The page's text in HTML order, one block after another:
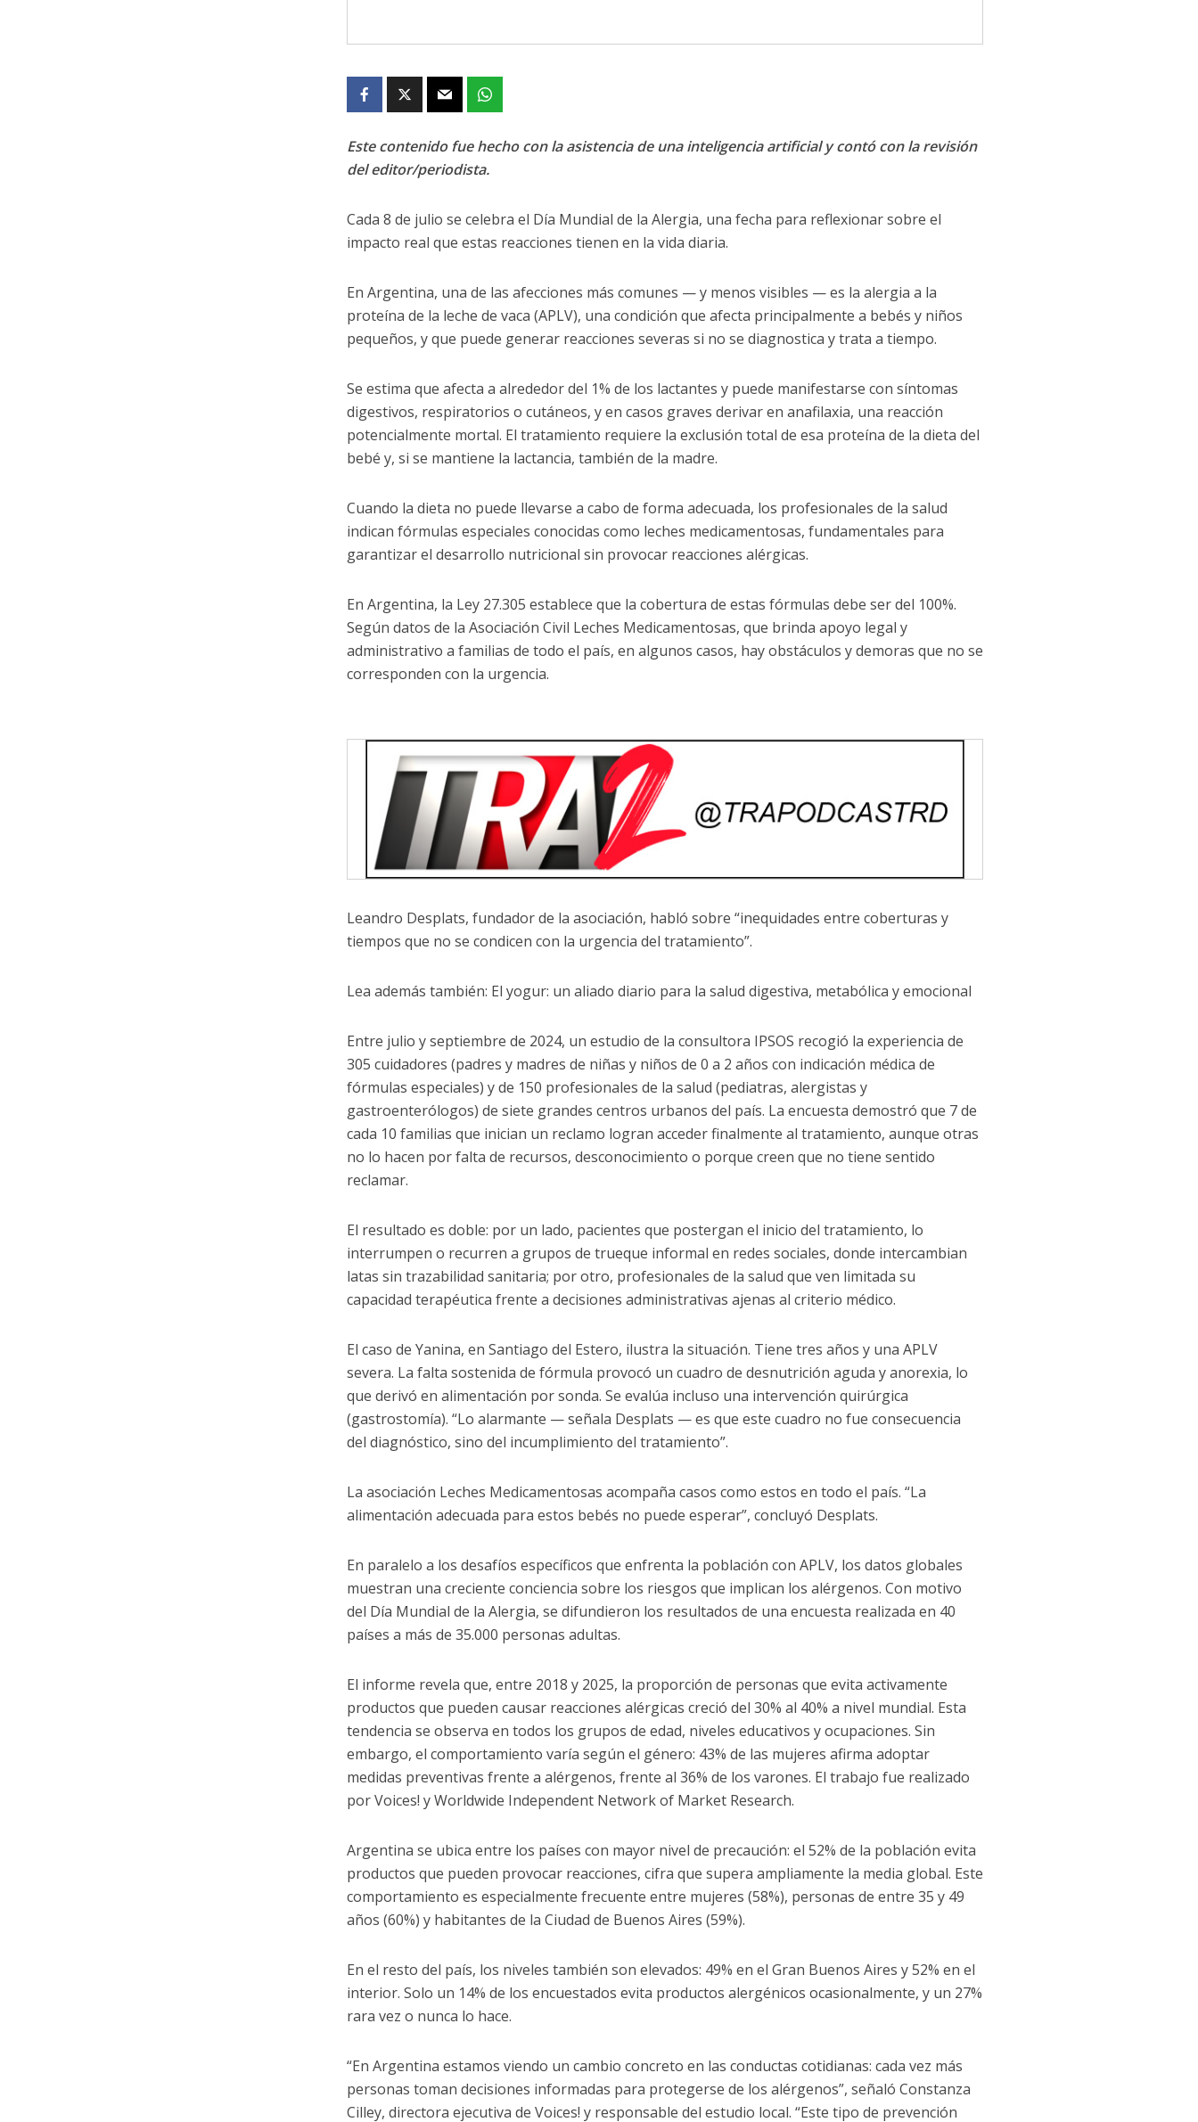
Este contenido fue hecho con la asistencia de una inteligencia artificial y contó con la revisión
del editor/periodista.
Cada 8 de julio se celebra el Día Mundial de la Alergia, una fecha para reflexionar sobre el
impacto real que estas reacciones tienen en la vida diaria.
En Argentina, una de las afecciones más comunes — y menos visibles — es la alergia a la
proteína de la leche de vaca (APLV), una condición que afecta principalmente a bebés y niños
pequeños, y que puede generar reacciones severas si no se diagnostica y trata a tiempo.
Se estima que afecta a alrededor del 1% de los lactantes y puede manifestarse con síntomas
digestivos, respiratorios o cutáneos, y en casos graves derivar en anafilaxia, una reacción
potencialmente mortal. El tratamiento requiere la exclusión total de esa proteína de la dieta del
bebé y, si se mantiene la lactancia, también de la madre.
Cuando la dieta no puede llevarse a cabo de forma adecuada, los profesionales de la salud
indican fórmulas especiales conocidas como leches medicamentosas, fundamentales para
garantizar el desarrollo nutricional sin provocar reacciones alérgicas.
En Argentina, la Ley 27.305 establece que la cobertura de estas fórmulas debe ser del 100%.
Según datos de la Asociación Civil Leches Medicamentosas, que brinda apoyo legal y
administrativo a familias de todo el país, en algunos casos, hay obstáculos y demoras que no se
corresponden con la urgencia.
Leandro Desplats, fundador de la asociación, habló sobre “inequidades entre coberturas y
tiempos que no se condicen con la urgencia del tratamiento”.
Lea además también: El yogur: un aliado diario para la salud digestiva, metabólica y emocional
Entre julio y septiembre de 2024, un estudio de la consultora IPSOS recogió la experiencia de
305 cuidadores (padres y madres de niñas y niños de 0 a 2 años con indicación médica de
fórmulas especiales) y de 150 profesionales de la salud (pediatras, alergistas y
gastroenterólogos) de siete grandes centros urbanos del país. La encuesta demostró que 7 de
cada 10 familias que inician un reclamo logran acceder finalmente al tratamiento, aunque otras
no lo hacen por falta de recursos, desconocimiento o porque creen que no tiene sentido
reclamar.
El resultado es doble: por un lado, pacientes que postergan el inicio del tratamiento, lo
interrumpen o recurren a grupos de trueque informal en redes sociales, donde intercambian
latas sin trazabilidad sanitaria; por otro, profesionales de la salud que ven limitada su
capacidad terapéutica frente a decisiones administrativas ajenas al criterio médico.
El caso de Yanina, en Santiago del Estero, ilustra la situación. Tiene tres años y una APLV
severa. La falta sostenida de fórmula provocó un cuadro de desnutrición aguda y anorexia, lo
que derivó en alimentación por sonda. Se evalúa incluso una intervención quirúrgica
(gastrostomía). “Lo alarmante — señala Desplats — es que este cuadro no fue consecuencia
del diagnóstico, sino del incumplimiento del tratamiento”.
La asociación Leches Medicamentosas acompaña casos como estos en todo el país. “La
alimentación adecuada para estos bebés no puede esperar”, concluyó Desplats.
En paralelo a los desafíos específicos que enfrenta la población con APLV, los datos globales
muestran una creciente conciencia sobre los riesgos que implican los alérgenos. Con motivo
del Día Mundial de la Alergia, se difundieron los resultados de una encuesta realizada en 40
países a más de 35.000 personas adultas.
El informe revela que, entre 2018 y 2025, la proporción de personas que evita activamente
productos que pueden causar reacciones alérgicas creció del 30% al 40% a nivel mundial. Esta
tendencia se observa en todos los grupos de edad, niveles educativos y ocupaciones. Sin
embargo, el comportamiento varía según el género: 43% de las mujeres afirma adoptar
medidas preventivas frente a alérgenos, frente al 36% de los varones. El trabajo fue realizado
por Voices! y Worldwide Independent Network of Market Research.
Argentina se ubica entre los países con mayor nivel de precaución: el 52% de la población evita
productos que pueden provocar reacciones, cifra que supera ampliamente la media global. Este
comportamiento es especialmente frecuente entre mujeres (58%), personas de entre 35 y 49
años (60%) y habitantes de la Ciudad de Buenos Aires (59%).
En el resto del país, los niveles también son elevados: 49% en el Gran Buenos Aires y 52% en el
interior. Solo un 14% de los encuestados evita productos alergénicos ocasionalmente, y un 27%
rara vez o nunca lo hace.
“En Argentina estamos viendo un cambio concreto en las conductas cotidianas: cada vez más
personas toman decisiones informadas para protegerse de los alérgenos”, señaló Constanza
Cilley, directora ejecutiva de Voices! y responsable del estudio local. “Este tipo de prevención